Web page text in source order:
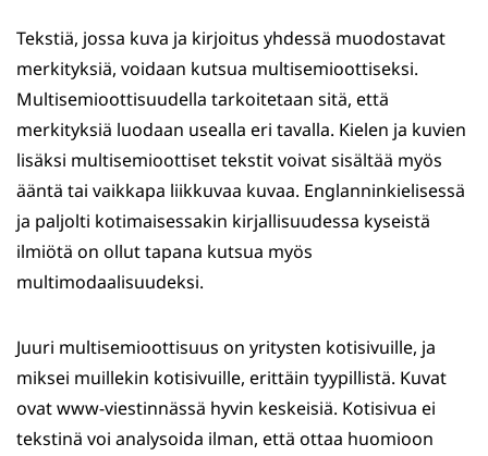
Tekstiä, jossa kuva ja kirjoitus yhdessä muodostavat
merkityksiä, voidaan kutsua multisemioottiseksi.
Multisemioottisuudella tarkoitetaan sitä, että
merkityksiä luodaan usealla eri tavalla. Kielen ja kuvien
lisäksi multisemioottiset tekstit voivat sisältää myös
ääntä tai vaikkapa liikkuvaa kuvaa. Englanninkielisessä
ja paljolti kotimaisessakin kirjallisuudessa kyseistä
ilmiötä on ollut tapana kutsua myös
multimodaalisuudeksi.
Juuri multisemioottisuus on yritysten kotisivuille, ja
miksei muillekin kotisivuille, erittäin tyypillistä. Kuvat
ovat www-viestinnässä hyvin keskeisiä. Kotisivua ei
tekstinä voi analysoida ilman, että ottaa huomioon